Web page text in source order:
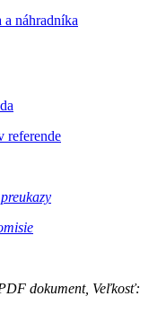
náhradníka
referende
dokument, Veľkosť: